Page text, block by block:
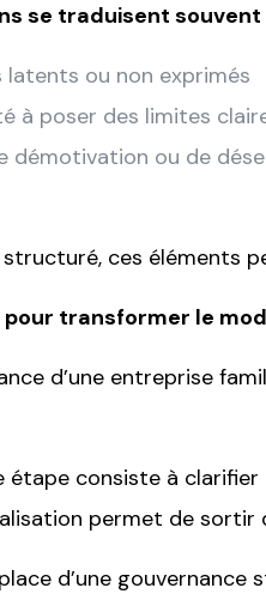
se traduisent souvent
latents ou non exprimés
à poser des limites
démotivation ou de
ces éléments
transformer le
d’une entreprise
étape consiste à
permet de sortir
d’une